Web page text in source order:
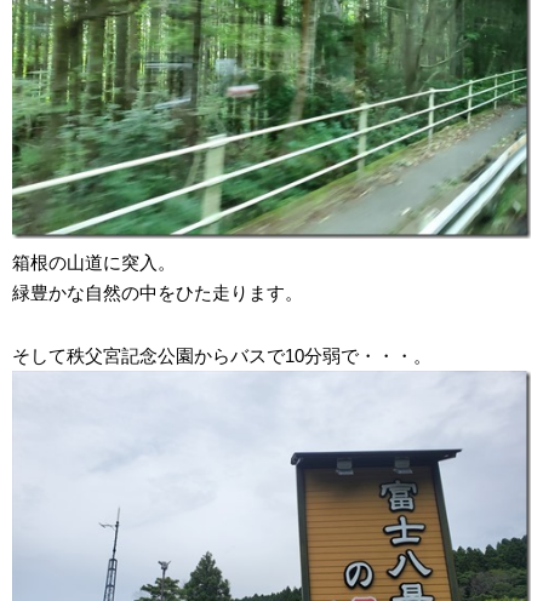
箱根の山道に突入。
緑豊かな自然の中をひた走ります。
そして秩父宮記念公園からバスで10分弱で・・・。